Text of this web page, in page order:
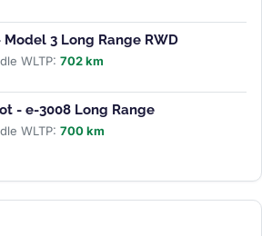
Model 3 Long Range RWD
WLTP: 702 km
- e-3008 Long Range
WLTP: 700 km